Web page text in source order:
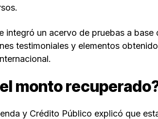
integró un acervo de pruebas a
testimoniales y elementos
monto
y Crédito Público explicó que